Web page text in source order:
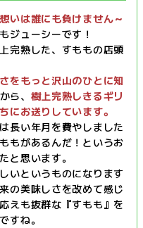
いは誰にも負けません～
ジューシーです！
完熟した、すももの店頭
をもっと沢山のひとに知
ら、 樹上完熟しきるギリ
にお送りしています。
長い年月を費やしました
もがあるんだ！というお
と思います。
いというものになります
の美味しさを改めて感じ
えも抜群な『すもも』を
すね。